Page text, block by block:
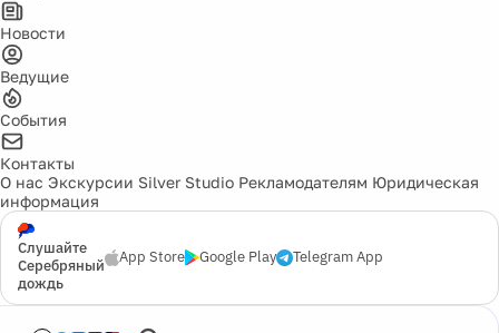
Новости
Ведущие
События
Контакты
О нас Экскурсии Silver Studio Рекламодателям Юридическая
информация
Слушайте
Серебряный
дождь
App Store Google Play Telegram App